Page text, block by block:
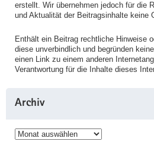
erstellt. Wir übernehmen jedoch für die
und Aktualität der Beitragsinhalte keine
Enthält ein Beitrag rechtliche Hinweise
diese unverbindlich und begründen
einen Link zu einem anderen
Verantwortung für die Inhalte dieses
Archiv
Archiv